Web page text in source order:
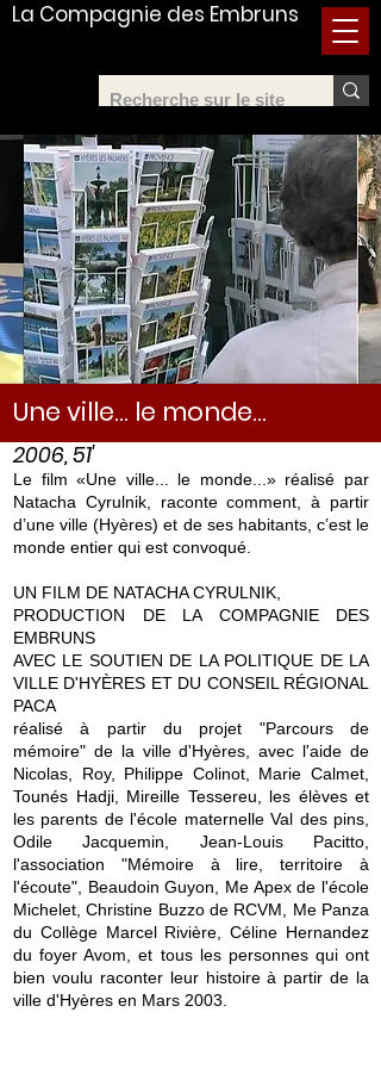
La Compagnie des Embruns
Une ville... le monde...
2006, 51'
Le film «Une ville... le monde...» réalisé par
Natacha Cyrulnik, raconte comment, à partir
d’une ville (Hyères) et de ses habitants, c’est le
monde entier qui est convoqué.
UN FILM DE NATACHA CYRULNIK,
PRODUCTION DE LA COMPAGNIE DES
EMBRUNS
AVEC LE SOUTIEN DE LA POLITIQUE DE LA
VILLE D'HYÈRES ET DU CONSEIL RÉGIONAL
PACA
réalisé à partir du projet "Parcours de
mémoire" de la ville d'Hyères, avec l'aide de
Nicolas, Roy, Philippe Colinot, Marie Calmet,
Tounés Hadji, Mireille Tessereu, les élèves et
les parents de l'école maternelle Val des pins,
Odile Jacquemin, Jean-Louis Pacitto,
l'association "Mémoire à lire, territoire à
l'écoute", Beaudoin Guyon, Me Apex de l'école
Michelet, Christine Buzzo de RCVM, Me Panza
du Collège Marcel Rivière, Céline Hernandez
du foyer Avom, et tous les personnes qui ont
bien voulu raconter leur histoire à partir de la
ville d'Hyères en Mars 2003.